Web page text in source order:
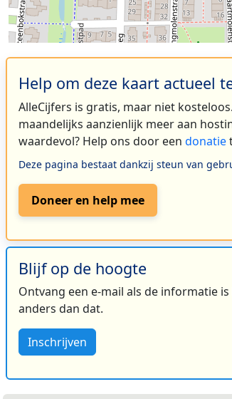
Help om deze kaart actueel
AlleCijfers is gratis, maar niet
maandelijks aanzienlijk meer aan
waardevol? Help ons door een donatie
Deze pagina bestaat dankzij steun van
Doneer en help mee
Blijf op de hoogte
Ontvang een e-mail als de informatie
anders dan dat.
Inschrijven